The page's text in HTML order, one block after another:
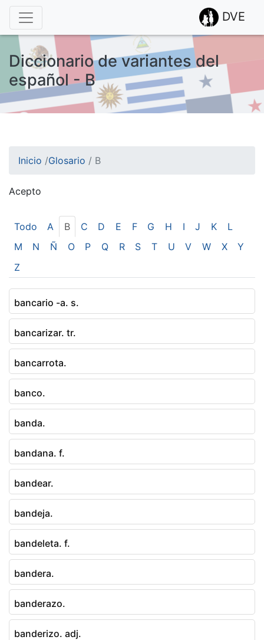
DVE
Diccionario de variantes del
español - B
Inicio /Glosario / B
Acepto
Esto nos ayuda a recolectar estadísticas de las visitas.
Todo A B C D E F G H I J K
L
M
N Ñ O P Q R S T U V W X
Y
Z
bancario -a. s.
bancarizar. tr.
bancarrota.
banco.
banda.
bandana. f.
bandear.
bandeja.
bandeleta. f.
bandera.
banderazo.
banderizo. adj.